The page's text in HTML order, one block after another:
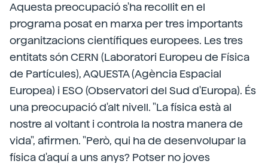
Aquesta preocupació s'ha recollit en el
programa posat en marxa per tres importants
organitzacions científiques europees. Les tres
entitats són CERN (Laboratori Europeu de Física
de Partícules), AQUESTA (Agència Espacial
Europea) i ESO (Observatori del Sud d'Europa). És
una preocupació d'alt nivell. "La física està al
nostre al voltant i controla la nostra manera de
vida", afirmen. "Però, qui ha de desenvolupar la
física d'aquí a uns anys? Potser no joves